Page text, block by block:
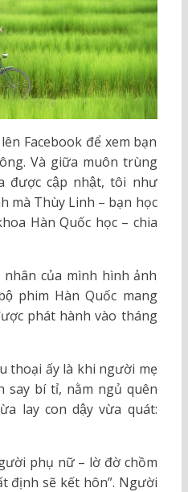
Facebook để xem bạn
Và giữa muôn trùng
được cập nhật, tôi như
mà Thùy Linh – bạn học
Hàn Quốc học – chia
của mình hình ảnh
phim Hàn Quốc mang
phát hành vào tháng
thoại ấy là khi người mẹ
say bí tỉ, nằm ngủ quên
lay con dậy vừa quát:
phụ nữ – lờ đờ chồm
định sẽ kết hôn”. Người